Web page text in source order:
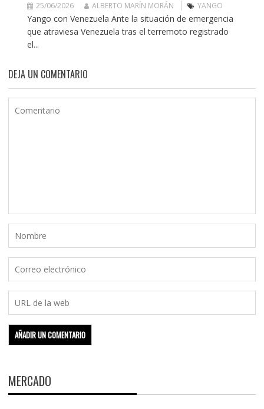
25/06/2026 ALBERTO MARÍN MORÁN YANGO
Yango con Venezuela Ante la situación de emergencia
que atraviesa Venezuela tras el terremoto registrado
el...
DEJA UN COMENTARIO
MERCADO